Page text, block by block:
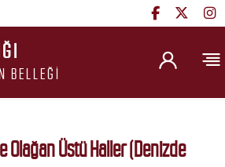
Olağan Üstü Haller (Denizde